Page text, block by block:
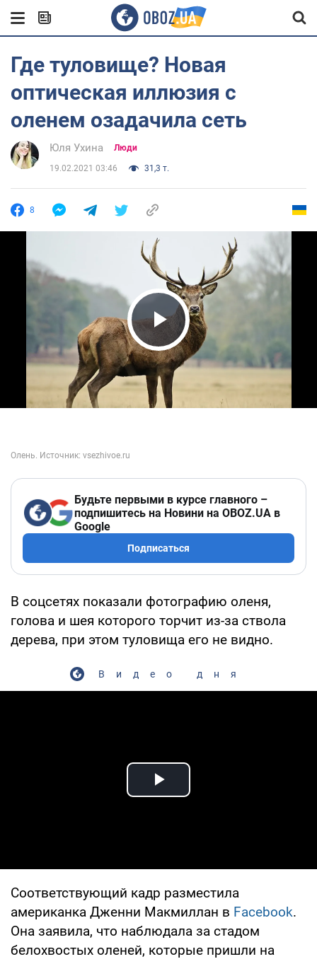
Где туловище? Новая
оптическая иллюзия с
оленем озадачила сеть
Юля Ухина Люди
19.02.2021 03:46 31,3 т.
8
Play Video
Будьте первыми в курсе главного –
подпишитесь на Новини на OBOZ.UA в
Google
Подписаться
В соцсетях показали фотографию оленя,
голова и шея которого торчит из-за ствола
дерева, при этом туловища его не видно.
Видео дня
Play Video
Соответствующий кадр разместила
американка Дженни Макмиллан в Facebook.
Она заявила, что наблюдала за стадом
белохвостых оленей, которые пришли на